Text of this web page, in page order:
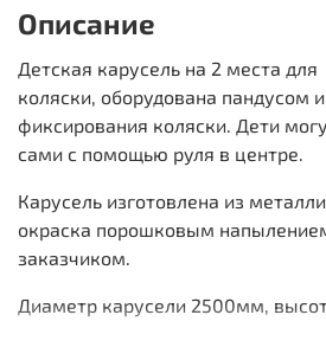
Описание
Детская карусель на 2 места для
коляски, оборудована пандусом
фиксирования коляски. Дети
сами с помощью руля в центре.
Карусель изготовлена из
окраска порошковым
заказчиком.
Диаметр карусели 2500мм,